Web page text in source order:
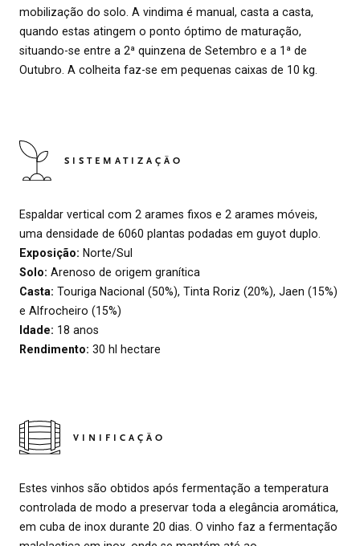
mobilização do solo. A vindima é manual, casta a casta,
quando estas atingem o ponto óptimo de maturação,
situando-se entre a 2ª quinzena de Setembro e a 1ª de
Outubro. A colheita faz-se em pequenas caixas de 10 kg.
SISTEMATIZAÇÃO
Espaldar vertical com 2 arames fixos e 2 arames móveis,
uma densidade de 6060 plantas podadas em guyot duplo.
Exposição: Norte/Sul
Solo: Arenoso de origem granítica
Casta: Touriga Nacional (50%), Tinta Roriz (20%), Jaen (15%)
e Alfrocheiro (15%)
Idade: 18 anos
Rendimento: 30 hl hectare
VINIFICAÇÃO
Estes vinhos são obtidos após fermentação a temperatura
controlada de modo a preservar toda a elegância aromática,
em cuba de inox durante 20 dias. O vinho faz a fermentação